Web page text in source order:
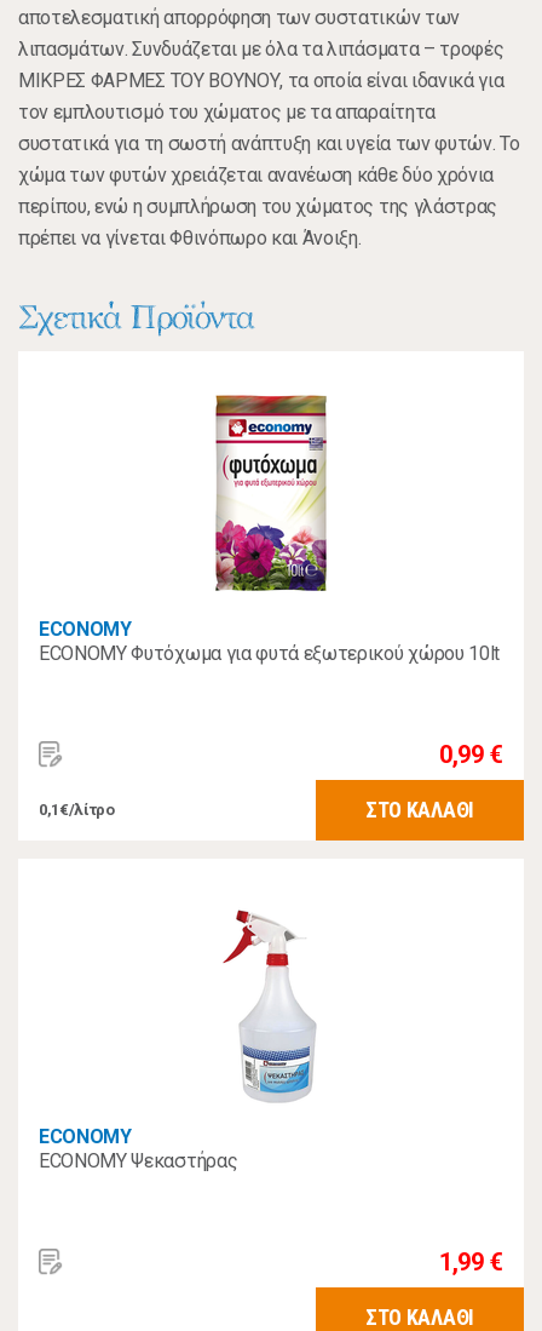
αποτελεσματική απορρόφηση των συστατικών των
λιπασμάτων. Συνδυάζεται με όλα τα λιπάσματα – τροφές
ΜΙΚΡΕΣ ΦΑΡΜΕΣ ΤΟΥ ΒΟΥΝΟΥ, τα οποία είναι ιδανικά για
τον εμπλουτισμό του χώματος με τα απαραίτητα
συστατικά για τη σωστή ανάπτυξη και υγεία των φυτών. Το
χώμα των φυτών χρειάζεται ανανέωση κάθε δύο χρόνια
περίπου, ενώ η συμπλήρωση του χώματος της γλάστρας
πρέπει να γίνεται Φθινόπωρο και Άνοιξη.
Σχετικά Προϊόντα
ECONOMY
ECONOMY Φυτόχωμα για φυτά εξωτερικού χώρου 10lt
0,99 €
0,1€/λίτρο ΣΤΟ ΚΑΛΑΘΙ
ECONOMY
ECONOMY Ψεκαστήρας
1,99 €
ΣΤΟ ΚΑΛΑΘΙ